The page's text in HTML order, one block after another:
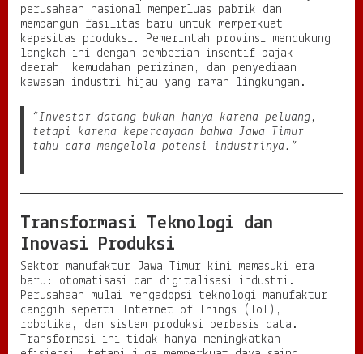
perusahaan nasional memperluas pabrik dan
membangun fasilitas baru untuk memperkuat
kapasitas produksi. Pemerintah provinsi mendukung
langkah ini dengan pemberian insentif pajak
daerah, kemudahan perizinan, dan penyediaan
kawasan industri hijau yang ramah lingkungan.
“Investor datang bukan hanya karena peluang,
tetapi karena kepercayaan bahwa Jawa Timur
tahu cara mengelola potensi industrinya.”
Transformasi Teknologi dan
Inovasi Produksi
Sektor manufaktur Jawa Timur kini memasuki era
baru: otomatisasi dan digitalisasi industri.
Perusahaan mulai mengadopsi teknologi manufaktur
canggih seperti Internet of Things (IoT),
robotika, dan sistem produksi berbasis data.
Transformasi ini tidak hanya meningkatkan